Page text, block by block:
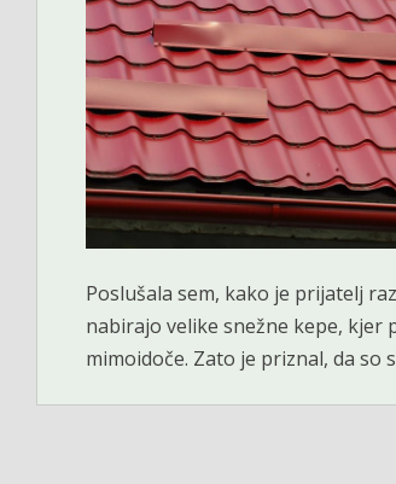
Poslušala sem, kako je prijatelj
nabirajo velike snežne kepe,
mimoidoče. Zato je priznal, da so